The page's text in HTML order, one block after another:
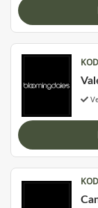
KOD
KOD